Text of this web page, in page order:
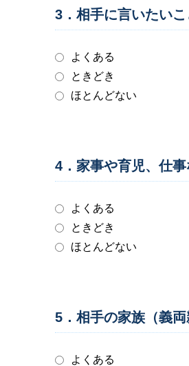
3．相手に言いたい
よくある
ときどき
ほとんどない
4．家事や育児、仕
よくある
ときどき
ほとんどない
5．相手の家族（義
よくある